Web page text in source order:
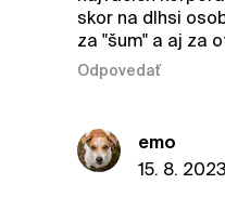
skor na dlhsi
za "šum" a aj za
Odpovedať
emo
15. 8.